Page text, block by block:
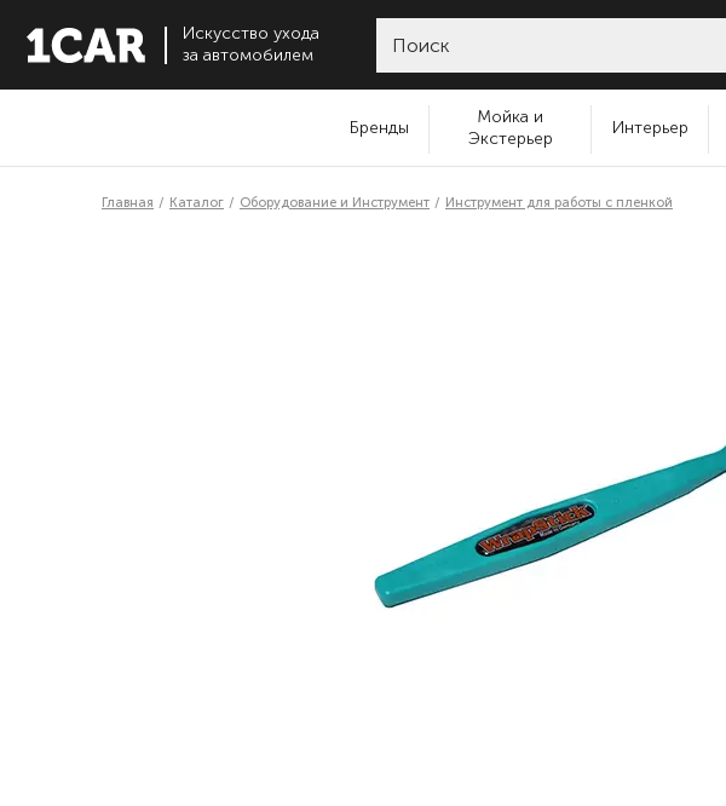
Искусство ухода
за автомобилем
Бренды
Мойка и
Экстерьер
Интерьер
Главная Каталог Оборудование и Инструмент Инструмент для работы с пленкой